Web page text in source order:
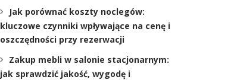
Jak porównać koszty noclegów:
kluczowe czynniki wpływające na cenę i
oszczędności przy rezerwacji
Zakup mebli w salonie stacjonarnym:
jak sprawdzić jakość, wygodę i